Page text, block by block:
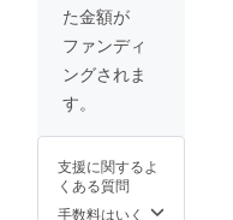
た金額が
ファンディ
ングされま
す。
支援に関するよ
くある質問
手数料はいく